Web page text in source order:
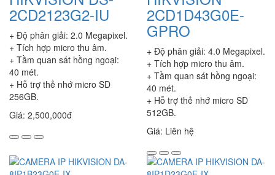
2CD2123G2-IU
+ Độ phân giải: 2.0 Megapixel.
+ Tích hợp micro thu âm.
+ Tầm quan sát hồng ngoại:
40 mét.
+ Hỗ trợ thẻ nhớ micro SD
256GB.
Giá: 2,500,000đ
2CD1D43G0E-
GPRO
+ Độ phân giải: 4.0 Megapixel.
+ Tích hợp micro thu âm.
+ Tầm quan sát hồng ngoại:
40 mét.
+ Hỗ trợ thẻ nhớ micro SD
512GB.
Giá: Liên hệ